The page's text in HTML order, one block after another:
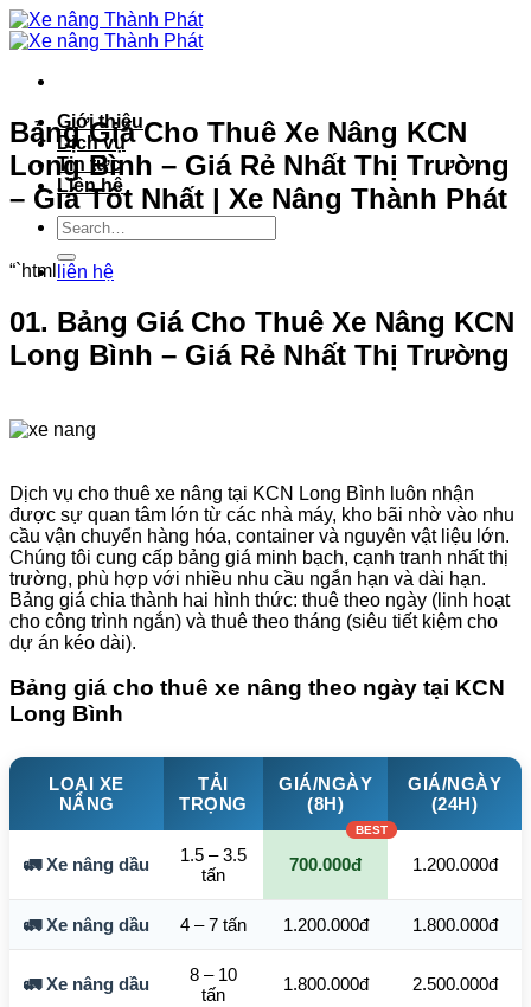
Bỏ
qua
dung
Giới thiệu
Dịch vụ
Tin tức
Liên hệ
liên hệ
Bảng Giá Cho Thuê Xe Nâng KCN
Long Bình – Giá Rẻ Nhất Thị Trường
– Giá Tốt Nhất | Xe Nâng Thành Phát
“`html
01. Bảng Giá Cho Thuê Xe Nâng KCN
Long Bình – Giá Rẻ Nhất Thị Trường
Dịch vụ cho thuê xe nâng tại KCN Long Bình luôn nhận
được sự quan tâm lớn từ các nhà máy, kho bãi nhờ vào nhu
cầu vận chuyển hàng hóa, container và nguyên vật liệu lớn.
Chúng tôi cung cấp bảng giá minh bạch, cạnh tranh nhất thị
trường, phù hợp với nhiều nhu cầu ngắn hạn và dài hạn.
Bảng giá chia thành hai hình thức: thuê theo ngày (linh hoạt
cho công trình ngắn) và thuê theo tháng (siêu tiết kiệm cho
dự án kéo dài).
Bảng giá cho thuê xe nâng theo ngày tại KCN
Long Bình
LOẠI XE
NÂNG
TẢI
TRỌNG
GIÁ/NGÀY
(8H)
GIÁ/NGÀY
(24H)
🚛 Xe nâng dầu
1.5 – 3.5
tấn
700.000đ 1.200.000đ
🚛 Xe nâng dầu 4 – 7 tấn 1.200.000đ 1.800.000đ
🚛 Xe nâng dầu
8 – 10
tấn
1.800.000đ 2.500.000đ